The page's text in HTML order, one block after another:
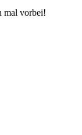
mal vorbei!